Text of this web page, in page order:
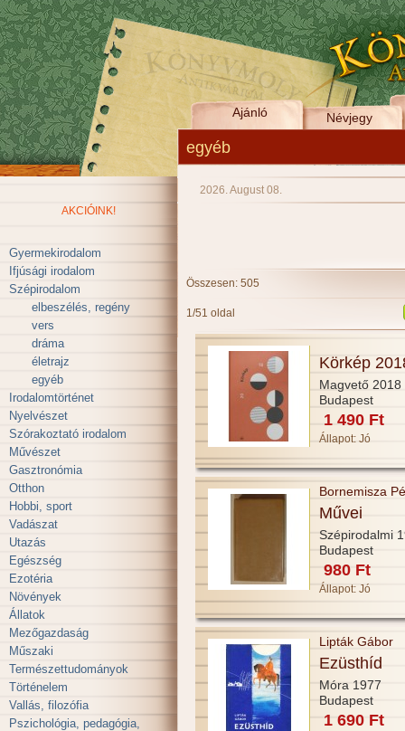
Ajánló Névjegy
egyéb
AKCIÓINK!
Gyermekirodalom
Ifjúsági irodalom
Szépirodalom
elbeszélés, regény
vers
dráma
életrajz
egyéb
Irodalomtörténet
Nyelvészet
Szórakoztató irodalom
Művészet
Gasztronómia
Otthon
Hobbi, sport
Vadászat
Utazás
Egészség
Ezotéria
Növények
Állatok
Mezőgazdaság
Műszaki
Természettudományok
Történelem
Vallás, filozófia
Pszichológia, pedagógia,
2026. August 08.
Összesen: 505
1/51 oldal
Körkép
Magvető 2018
Budapest
1 490 Ft
Állapot: Jó
Bornemisza
Művei
Szépirodalmi
Budapest
980 Ft
Állapot: Jó
Lipták Gábor
Ezüsthíd
Móra 1977
Budapest
1 690 Ft